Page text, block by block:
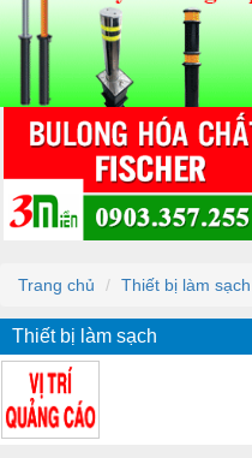
Trang chủ Thiết bị làm sạch
Thiết bị làm sạch